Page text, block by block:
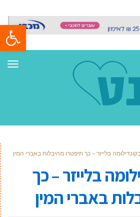
פתח
בלייזר – כך תיפטרו מהיבלות באברי המין
בלייזר – כך
באברי המין